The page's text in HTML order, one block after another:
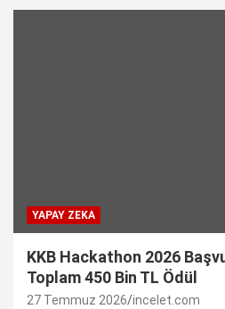
YAPAY ZEKA
KKB Hackathon 2026
Toplam 450 Bin TL Ödül
27 Temmuz 2026 incelet.com